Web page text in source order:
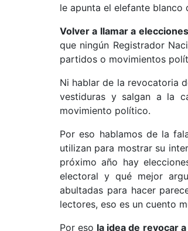
le apunta el elefante blanco
Volver a llamar a
que ningún Registrador
partidos o movimientos
Ni hablar de la revocatoria
vestiduras y salgan a la
movimiento político.
Por eso hablamos de la
utilizan para mostrar su
próximo año hay
electoral y qué mejor
abultadas para hacer
lectores, eso es un cuento
Por eso la idea de revocar